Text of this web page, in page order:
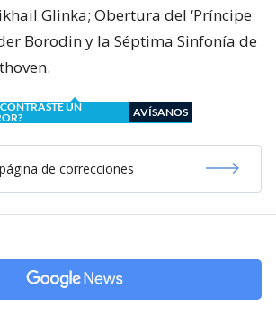
Glinka; Obertura del ‘Príncipe
Borodin y la Séptima Sinfonía de
UN
AVÍSANOS
de correcciones